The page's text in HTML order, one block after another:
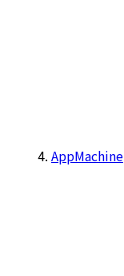
AppMachine